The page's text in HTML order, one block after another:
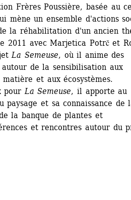
Frères Poussière, basée au
mène un ensemble d'actions
la réhabilitation d'un ancien
2011 avec Marjetica Potrč et
La Semeuse, où il anime des
de la sensibilisation aux
et aux écosystèmes.
pour La Semeuse, il apporte au
paysage et sa connaissance de
la banque de plantes et
et rencontres autour du